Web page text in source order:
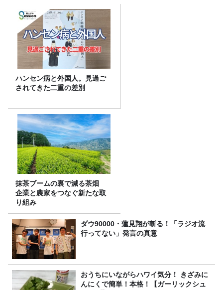
ハンセン病と外国人。見過ご
されてきた二重の差別
抹茶ブームの裏で減る茶畑
企業と農家をつなぐ新たな取
り組み
ダウ90000・蓮見翔が斬る！「ラジオ流
行ってない」発言の真意
おうちにいながらハワイ気分！ きざみに
んにくで簡単！本格！【ガーリックシュ